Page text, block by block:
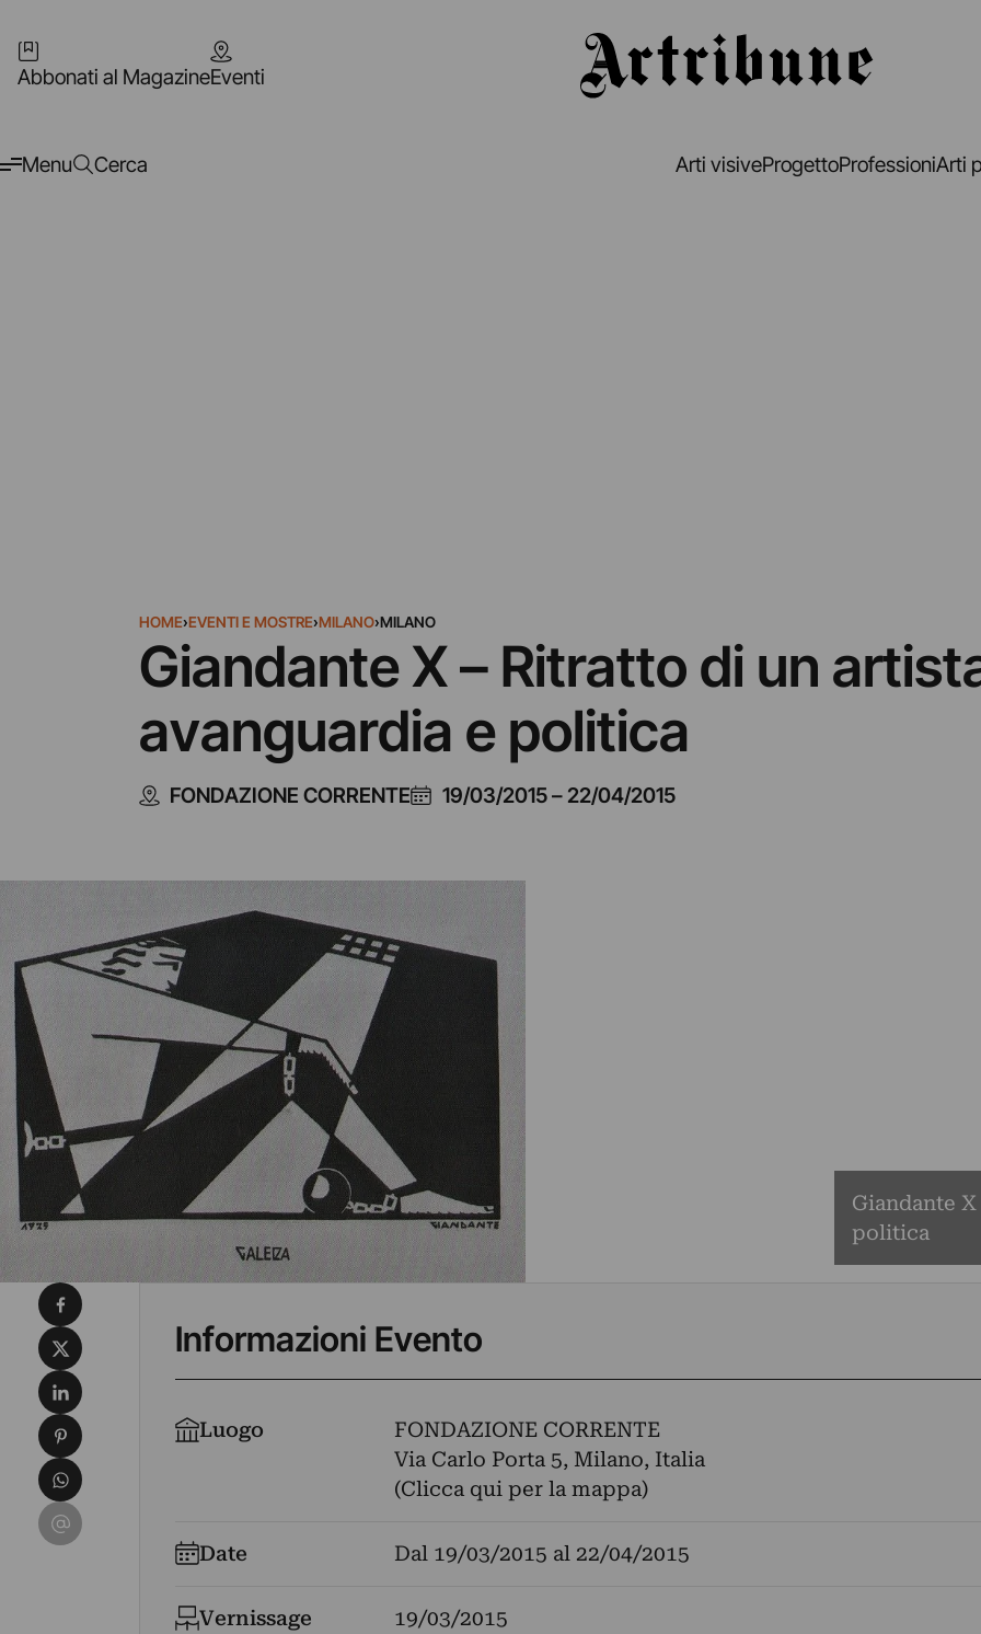
Abbonati al MagazineEventi
Menu Cerca Arti visiveProgettoProfessioniArti
HOME›EVENTI E MOSTRE›MILANO›MILANO
Giandante X – Ritratto di un
avanguardia e politica
FONDAZIONE CORRENTE 19/03/2015– 22/04/2015
Giandante
politica
Informazioni Evento
Luogo
FONDAZIONE CORRENTE
Via Carlo Porta 5, Milano, Italia
(Clicca qui per la mappa)
Date Dal 19/03/2015 al 22/04/2015
Vernissage
19/03/2015
Condividi su Facebook
Condividi su X
Condividi su LinkedIn
Condividi su Pinterest
Condividi su WhatsApp
Condividi su Email